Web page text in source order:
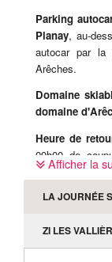
Parking
Planay, au-
autocar par la
Arêches.
Domaine
domaine
Heure de
09h00 de
susceptible
Afficher la
LA JOURNÉE
ZI LES